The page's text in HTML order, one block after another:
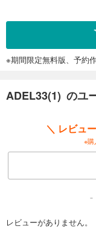
あらす
完結
あらす
円 (
※期間限定無料版、予約
ADEL33(1) のユ
＼ レビュ
※購
-
レビューがありません。